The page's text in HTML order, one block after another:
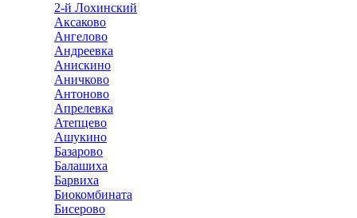
2-й Лохинский
Аксаково
Ангелово
Андреевка
Анискино
Аничково
Антоново
Апрелевка
Атепцево
Ашукино
Базарово
Балашиха
Барвиха
Биокомбината
Бисерово